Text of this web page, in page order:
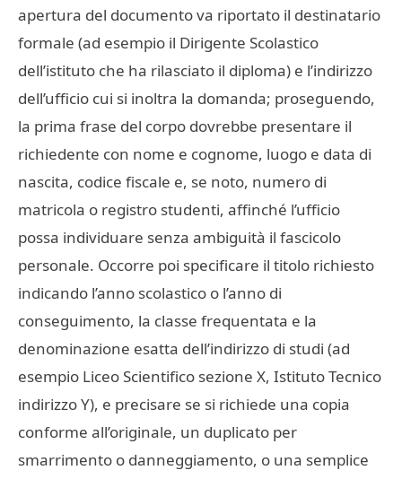
apertura del documento va riportato il destinatario
formale (ad esempio il Dirigente Scolastico
dell’istituto che ha rilasciato il diploma) e l’indirizzo
dell’ufficio cui si inoltra la domanda; proseguendo,
la prima frase del corpo dovrebbe presentare il
richiedente con nome e cognome, luogo e data di
nascita, codice fiscale e, se noto, numero di
matricola o registro studenti, affinché l’ufficio
possa individuare senza ambiguità il fascicolo
personale. Occorre poi specificare il titolo richiesto
indicando l’anno scolastico o l’anno di
conseguimento, la classe frequentata e la
denominazione esatta dell’indirizzo di studi (ad
esempio Liceo Scientifico sezione X, Istituto Tecnico
indirizzo Y), e precisare se si richiede una copia
conforme all’originale, un duplicato per
smarrimento o danneggiamento, o una semplice